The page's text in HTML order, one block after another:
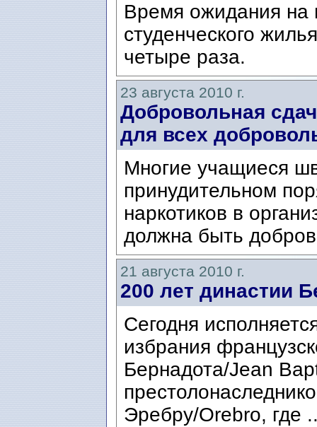
Время ожидания на
студенческого
четыре раза.
23 августа 2010 г.
Добровольная
для всех
Многие учащиеся
принудительном
наркотиков в
должна быть
21 августа 2010 г.
200 лет династии
Сегодня
избрания
Бернадота/Jean
Эребру/Orebro, где